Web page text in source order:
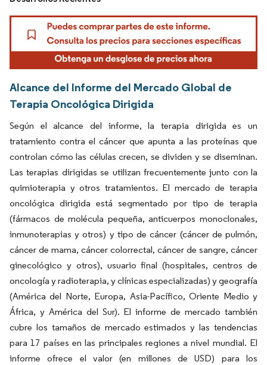
Alcance del Informe del Mercado Global de
Terapia Oncológica Dirigida
Según el alcance del informe, la terapia dirigida es un
tratamiento contra el cáncer que apunta a las proteínas que
controlan cómo las células crecen, se dividen y se diseminan.
Las terapias dirigidas se utilizan frecuentemente junto con la
quimioterapia y otros tratamientos. El mercado de terapia
oncológica dirigida está segmentado por tipo de terapia
(fármacos de molécula pequeña, anticuerpos monoclonales,
inmunoterapias y otros) y tipo de cáncer (cáncer de pulmón,
cáncer de mama, cáncer colorrectal, cáncer de sangre, cáncer
ginecológico y otros), usuario final (hospitales, centros de
oncología y radioterapia, y clínicas especializadas) y geografía
(América del Norte, Europa, Asia-Pacífico, Oriente Medio y
África, y América del Sur). El informe de mercado también
cubre los tamaños de mercado estimados y las tendencias
para 17 países en las principales regiones a nivel mundial. El
informe ofrece el valor (en millones de USD) para los